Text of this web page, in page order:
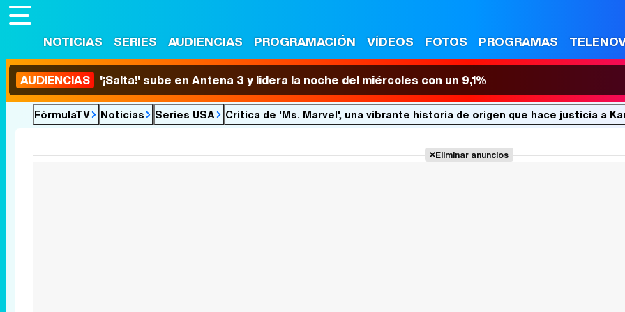
NOTICIAS SERIES AUDIENCIAS PROGRAMACIÓN VÍDEOS FOTOS PROGRAMAS
AUDIENCIAS '¡Salta!' sube en Antena 3 y lidera la noche del miércoles con un 9,1%
FórmulaTV Noticias Series USA Crítica de 'Ms. Marvel', una vibrante historia de origen que hace justicia a
Eliminar anuncios